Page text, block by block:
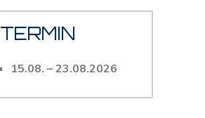
TERMIN
15.08. – 23.08.2026